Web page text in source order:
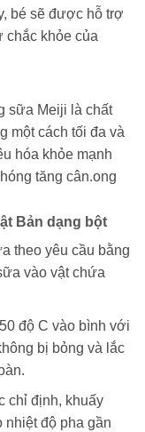
bé sẽ được hỗ trợ
chắc khỏe của
sữa Meiji là chất
một cách tối đa và
hóa khỏe mạnh
tăng cân.ong
Bản dạng bột
theo yêu cầu bằng
vào vật chứa
độ C vào bình với
bị bỏng và lắc
chỉ định, khuấy
nhiệt độ pha gần